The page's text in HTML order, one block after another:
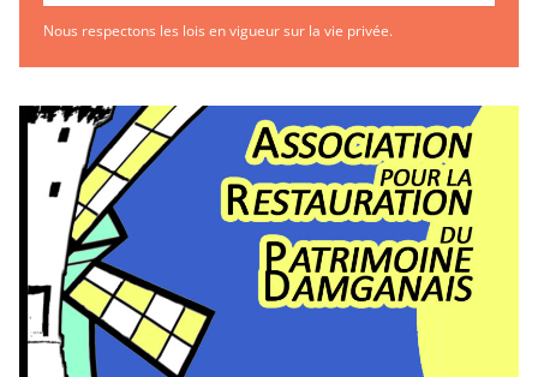
Nous respectons les lois en vigueur sur la vie privée.